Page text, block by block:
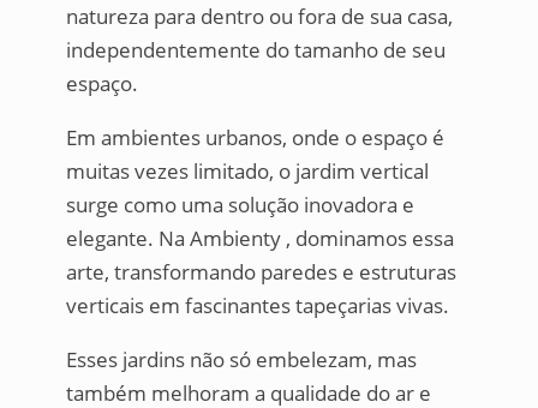
natureza para dentro ou fora de sua casa,
independentemente do tamanho de seu
espaço.
Em ambientes urbanos, onde o espaço é
muitas vezes limitado, o jardim vertical
surge como uma solução inovadora e
elegante. Na Ambienty , dominamos essa
arte, transformando paredes e estruturas
verticais em fascinantes tapeçarias vivas.
Esses jardins não só embelezam, mas
também melhoram a qualidade do ar e